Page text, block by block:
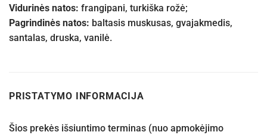
Vidurinės natos: frangipani, turkiška rožė;
Pagrindinės natos: baltasis muskusas, gvajakmedis,
santalas, druska, vanilė.
PRISTATYMO INFORMACIJA
Šios prekės išsiuntimo terminas (nuo apmokėjimo